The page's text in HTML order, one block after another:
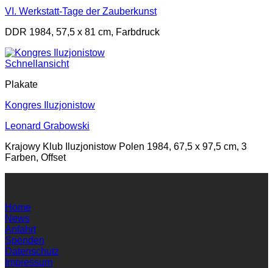
VI. Werkstatt-Tage der Zauberkunst
DDR 1984, 57,5 x 81 cm, Farbdruck
Schnellansicht
Plakate
Kongres Iluzjonistow
Leonard Grabowski
Krajowy Klub Iluzjonistow Polen 1984, 67,5 x 97,5 cm, 3
Farben, Offset
Home
News
Anfahrt
Spenden
Datenschutz
Impressum